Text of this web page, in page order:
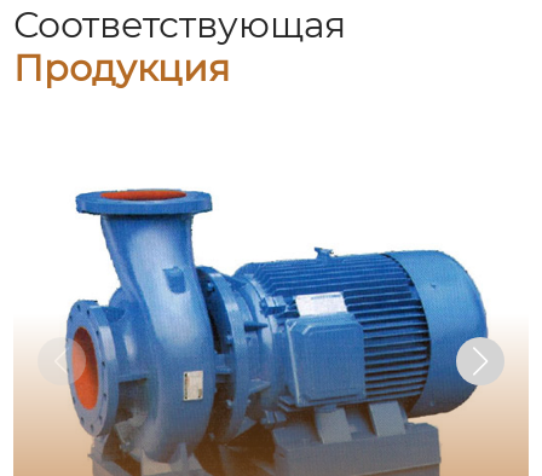
Соответствующая
Продукция